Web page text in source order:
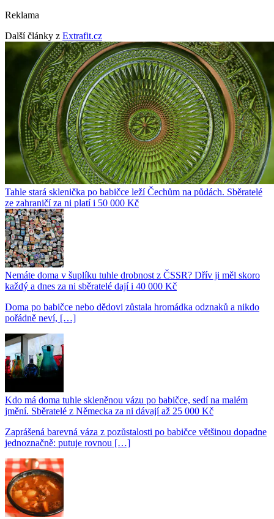
Reklama
Další články z Extrafit.cz
Tahle stará sklenička po babičce leží Čechům na půdách. Sběratelé
ze zahraničí za ni platí i 50 000 Kč
Nemáte doma v šuplíku tuhle drobnost z ČSSR? Dřív ji měl skoro
každý a dnes za ni sběratelé dají i 40 000 Kč
Doma po babičce nebo dědovi zůstala hromádka odznaků a nikdo
pořádně neví, […]
Kdo má doma tuhle skleněnou vázu po babičce, sedí na malém
jmění. Sběratelé z Německa za ni dávají až 25 000 Kč
Zaprášená barevná váza z pozůstalosti po babičce většinou dopadne
jednoznačně: putuje rovnou […]